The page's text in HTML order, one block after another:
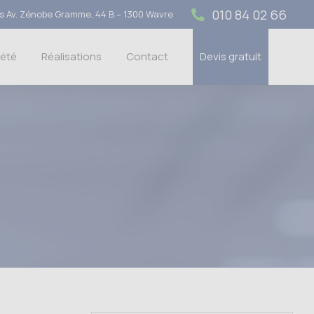
Zénobe Gramme, 44 B – 1300 Wavre 010 84 02 66
Réalisations Contact Devis gratuit